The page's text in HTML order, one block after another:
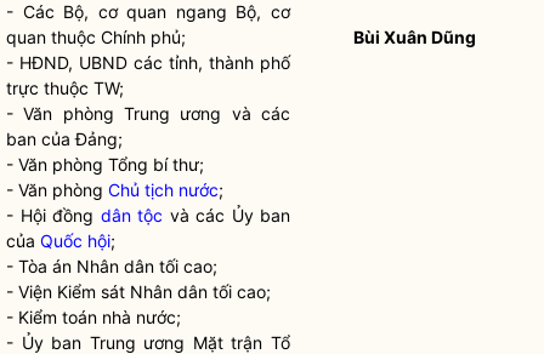
- Các Bộ, cơ quan ngang Bộ, cơ
quan thuộc Chính phủ;
- HĐND, UBND các tỉnh, thành phố
trực thuộc TW;
- Văn phòng Trung ương và các
ban của Đảng;
- Văn phòng Tổng bí thư;
- Văn phòng Chủ tịch nước;
- Hội đồng dân tộc và các Ủy ban
của Quốc hội;
- Tòa án Nhân dân tối cao;
- Viện Kiểm sát Nhân dân tối cao;
- Kiểm toán nhà nước;
- Ủy ban Trung ương Mặt trận Tổ
Bùi Xuân Dũng